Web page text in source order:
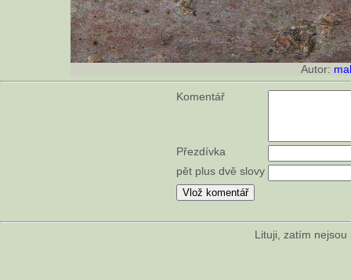
Autor:
Komentář
Přezdívka
pět plus dvě slovy
Lituji, zatím